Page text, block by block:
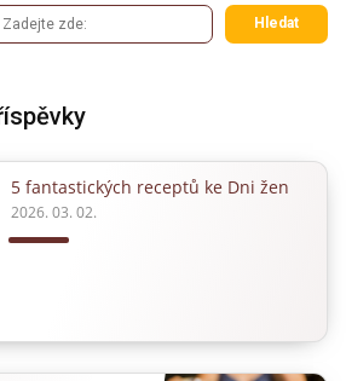
Hledat
5 fantastických receptů ke Dni žen
2026. 03. 02.